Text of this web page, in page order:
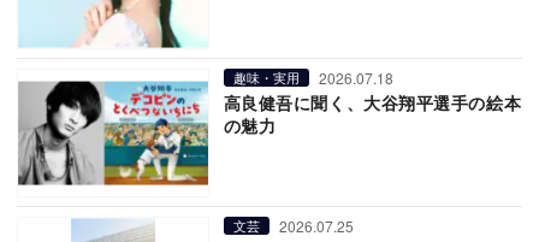
趣味・実用 2026.07.18
高良健吾に聞く、大谷翔平選手の絵本
の魅力
文芸 2026.07.25